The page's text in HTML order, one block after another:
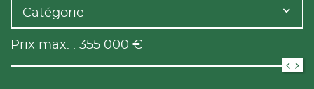
Catégorie
Prix max. : 355 000 €